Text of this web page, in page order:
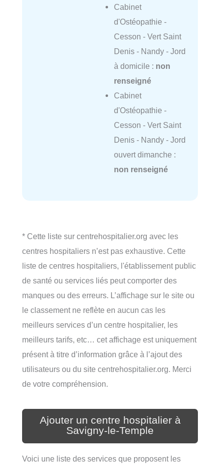
Cabinet
d'Ostéopathie -
Cesson - Vert Saint
Denis - Nandy - Jord
à domicile : non
renseigné
Cabinet
d'Ostéopathie -
Cesson - Vert Saint
Denis - Nandy - Jord
ouvert dimanche :
non renseigné
* Cette liste sur centrehospitalier.org avec les
centres hospitaliers n’est pas exhaustive. Cette
liste de centres hospitaliers, l'établissement public
de santé ou services liés peut comporter des
manques ou des erreurs. L’affichage sur le site ou
le classement ne reflète en aucun cas les
meilleurs services d’un centre hospitalier, les
meilleurs tarifs, etc… cet affichage est uniquement
présent à titre d’information grâce à l’ajout des
utilisateurs ou du site centrehospitalier.org. Merci
de votre compréhension.
Ajouter un centre hospitalier à
Savigny-le-Temple
Voici une liste des services que proposent les